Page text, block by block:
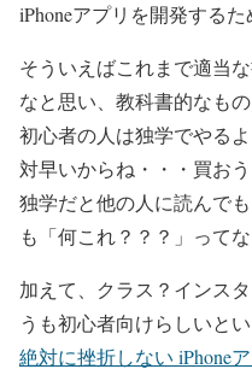
iPhoneアプリを開発する
そういえばこれまで適当
なと思い、教科書的なもの
初心者の人は独学でやる
対早いからね・・・買おう
独学だと他の人に読んで
も「何これ？？？」って
加えて、クラス？インス
うも初心者向けらしいと
絶対に挫折しない iPhone